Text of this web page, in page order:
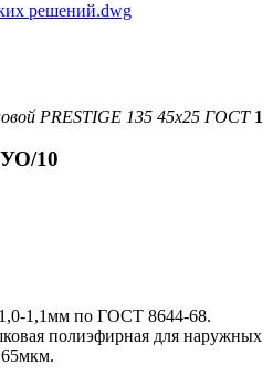
решений.dwg
PRESTIGE 135 45х25 ГОСТ 1
10
1,1мм по ГОСТ 8644-68.
полиэфирная для наружных